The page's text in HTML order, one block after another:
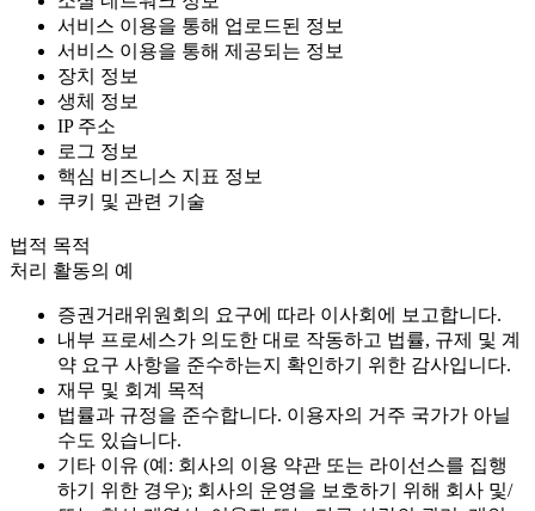
서비스 이용을 통해 업로드된 정보
서비스 이용을 통해 제공되는 정보
장치 정보
생체 정보
IP 주소
로그 정보
핵심 비즈니스 지표 정보
쿠키 및 관련 기술
법적 목적
처리 활동의 예
증권거래위원회의 요구에 따라 이사회에 보고합니다.
내부 프로세스가 의도한 대로 작동하고 법률, 규제 및 계
약 요구 사항을 준수하는지 확인하기 위한 감사입니다.
재무 및 회계 목적
법률과 규정을 준수합니다. 이용자의 거주 국가가 아닐
수도 있습니다.
기타 이유 (예: 회사의 이용 약관 또는 라이선스를 집행
하기 위한 경우); 회사의 운영을 보호하기 위해 회사 및/